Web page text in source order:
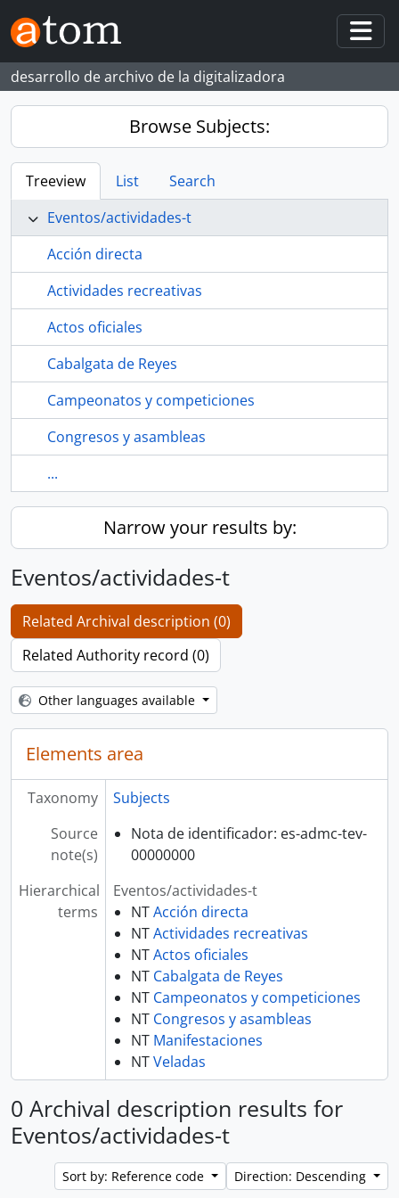
Skip to main content
desarrollo de archivo de la digitalizadora
Browse Subjects:
Treeview List
Search
Eventos/actividades-t
Acción directa
Actividades recreativas
Actos oficiales
Cabalgata de Reyes
Campeonatos y competiciones
Congresos y asambleas
...
Narrow your results by:
Eventos/actividades-t
Related Archival description (0)
Related Authority record (0)
Other languages available
Elements area
Taxonomy
Subjects
Source
note(s)
Nota de identificador: es-admc-tev-
00000000
Hierarchical
terms
Eventos/actividades-t
NTAcción directa
NTActividades recreativas
NTActos oficiales
NT Cabalgata de Reyes
NT Campeonatos y competiciones
NT Congresos y asambleas
NT Manifestaciones
NTVeladas
0 Archival description results for
Eventos/actividades-t
Sort by: Reference code Direction: Descending